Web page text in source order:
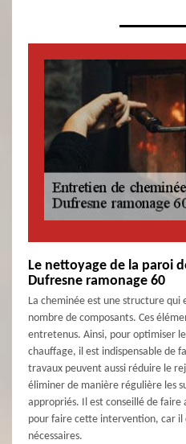
Le nettoyage de la paroi
Dufresne ramonage 60
La cheminée est une structure qui
nombre de composants. Ces
entretenus. Ainsi, pour optimiser
chauffage, il est indispensable de
travaux peuvent aussi réduire le
éliminer de manière régulière les
appropriés. Il est conseillé de faire
pour faire cette intervention, car il
nécessaires.